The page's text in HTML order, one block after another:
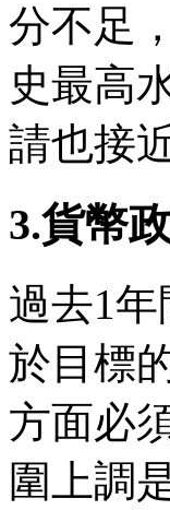
分不足
史最高
請也接
3.貨幣
過去1
於目標
方面必
圍上調